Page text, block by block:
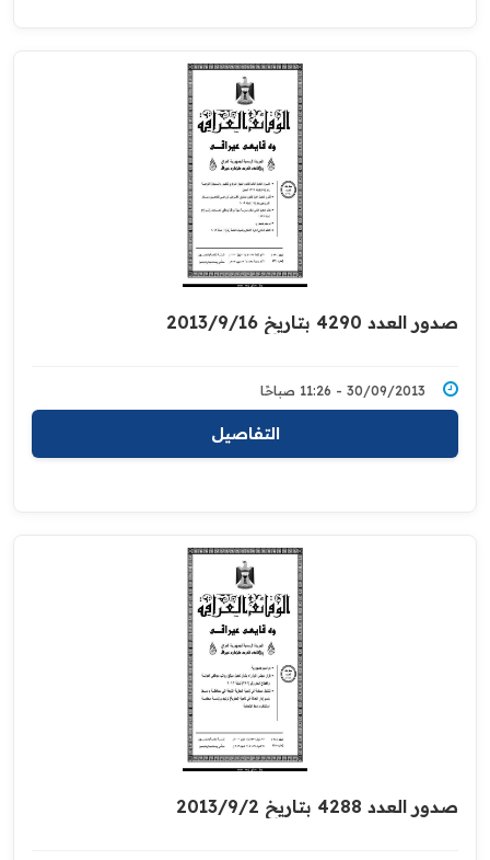
صدور العدد 4290 بتاريخ 2013/9/16
30/09/2013 - 11:26 صباحًا
التفاصيل
صدور العدد 4288 بتاريخ 2013/9/2